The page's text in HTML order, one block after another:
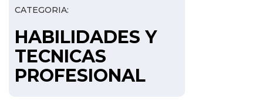
CATEGORIA:
HABILIDADES Y
TECNICAS
PROFESIONAL